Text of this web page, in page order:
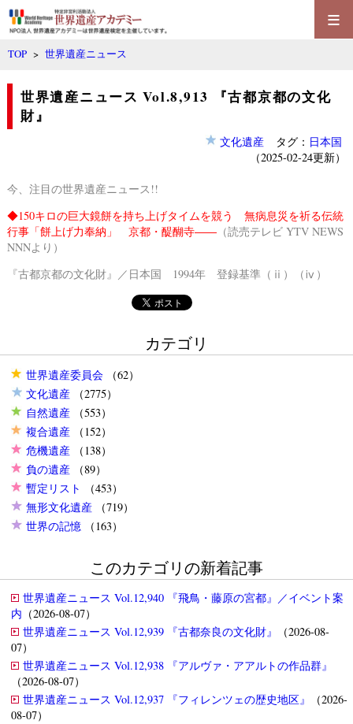
≡
TOP >世界遺産ニュース
世界遺産ニュース Vol.8,913 『古都京都の文化
財』
文化遺産タグ： 日本国
（2025-02-24更新）
今、注目の世界遺産ニュース!!
◆150キロの巨大鏡餅を持ち上げタイムを競う 無病息災を祈る伝統
行事「餅上げ力奉納」 京都・醍醐寺――（読売テレビ YTV NEWS
NNNより）
『古都京都の文化財』／日本国 1994年 登録基準（ⅱ）（ⅳ）
カテゴリ
世界遺産委員会（62）
文化遺産（2775）
自然遺産（553）
複合遺産（152）
危機遺産（138）
負の遺産（89）
暫定リスト
（453）
無形文化遺産（719）
世界の記憶（163）
このカテゴリの新着記事
世界遺産ニュース Vol.12,940 『飛鳥・藤原の宮都』／イベント案
内 （2026-08-07）
世界遺産ニュース Vol.12,939 『古都奈良の文化財』
（2026-08-
07）
世界遺産ニュース Vol.12,938 『アルヴァ・アアルトの作品群』
（2026-08-07）
世界遺産ニュース Vol.12,937 『フィレンツェの歴史地区』
（2026-
08-07）